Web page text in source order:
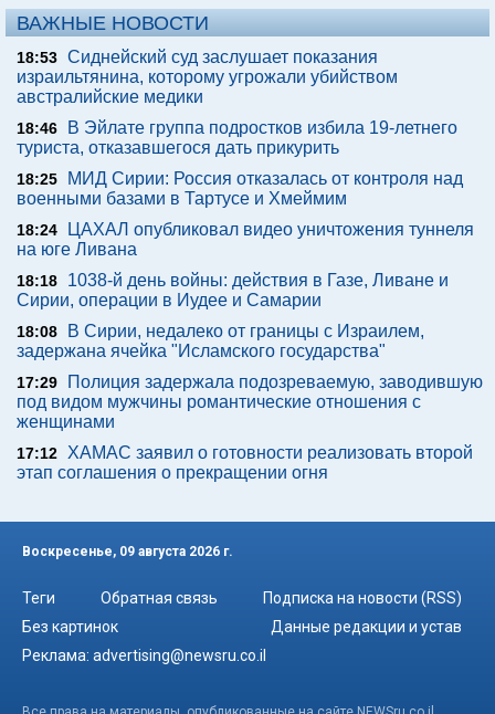
ВАЖНЫЕ НОВОСТИ
18:53 Сиднейский суд заслушает показания
израильтянина, которому угрожали убийством
австралийские медики
18:46
В Эйлате группа подростков избила 19-летнего
туриста, отказавшегося дать прикурить
18:25
МИД Сирии: Россия отказалась от контроля над
военными базами в Тартусе и Хмеймим
18:24
ЦАХАЛ опубликовал видео уничтожения туннеля
на юге Ливана
18:18
1038-й день войны: действия в Газе, Ливане и
Сирии, операции в Иудее и Самарии
18:08
В Сирии, недалеко от границы с Израилем,
задержана ячейка "Исламского государства"
17:29
Полиция задержала подозреваемую, заводившую
под видом мужчины романтические отношения с
женщинами
17:12
ХАМАС заявил о готовности реализовать второй
этап соглашения о прекращении огня
Воскресенье, 09 августа 2026 г.
Теги Обратная связь
Подписка на новости (RSS)
Без картинок
Данные редакции и устав
Реклама: advertising@newsru.co.il